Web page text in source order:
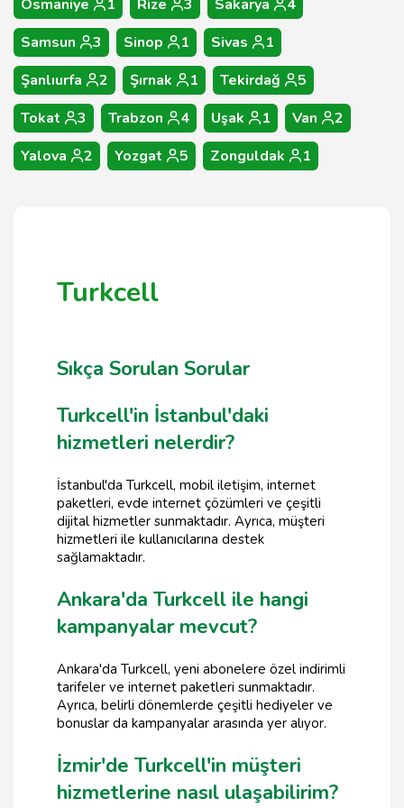
Osmaniye 1 Rize 3 Sakarya
4
Samsun
3 Sinop 1 Sivas
1
Şanlıurfa
2 Şırnak 1 Tekirdağ
5
Tokat
3 Trabzon 4 Uşak 1 Van
2
Yalova
2 Yozgat 5 Zonguldak 1
Turkcell
Sıkça Sorulan Sorular
Turkcell'in İstanbul'daki
hizmetleri nelerdir?
İstanbul'da Turkcell, mobil iletişim, internet
paketleri, evde internet çözümleri ve çeşitli
dijital hizmetler sunmaktadır. Ayrıca, müşteri
hizmetleri ile kullanıcılarına destek
sağlamaktadır.
Ankara'da Turkcell ile hangi
kampanyalar mevcut?
Ankara'da Turkcell, yeni abonelere özel indirimli
tarifeler ve internet paketleri sunmaktadır.
Ayrıca, belirli dönemlerde çeşitli hediyeler ve
bonuslar da kampanyalar arasında yer alıyor.
İzmir'de Turkcell'in müşteri
hizmetlerine nasıl ulaşabilirim?